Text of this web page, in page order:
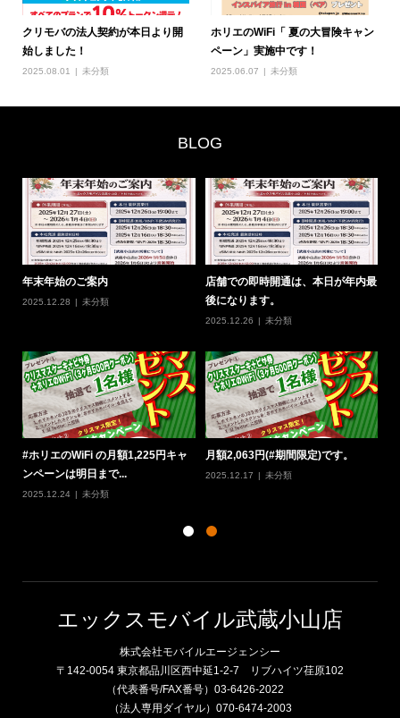
クリモバの法人契約が本日より開
始しました！
2025.08.01 未分類
ホリエのWiFi「 夏の大冒険キャン
ペーン」実施中です！
2025.06.07 未分類
BLOG
年末年始のご案内
2025.12.28 未分類
店舗での即時開通は、本日が年内最
後になります。
2025.12.26 未分類
#ホリエのWiFi の月額1,225円キャ
ンペーンは明日まで...
2025.12.24 未分類
月額2,063円(#期間限定)です。
2025.12.17 未分類
エックスモバイル武蔵小山店
株式会社モバイルエージェンシー
〒142-0054 東京都品川区西中延1-2-7 リブハイツ荏原102
（代表番号/FAX番号）03-6426-2022
（法人専用ダイヤル）070-6474-2003